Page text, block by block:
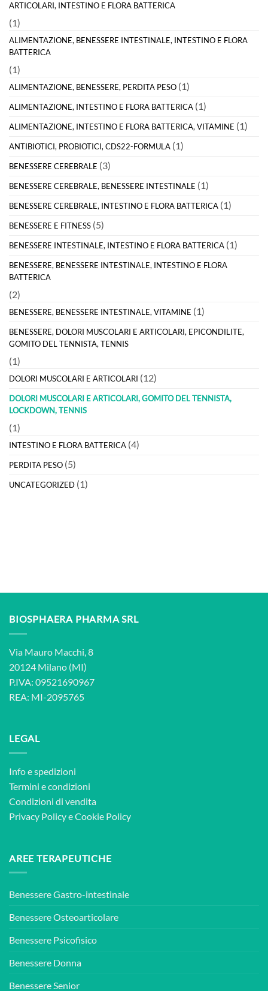
ARTICOLARI, INTESTINO E FLORA BATTERICA
(1)
ALIMENTAZIONE, BENESSERE INTESTINALE, INTESTINO E FLORA
BATTERICA
(1)
ALIMENTAZIONE, BENESSERE, PERDITA PESO (1)
ALIMENTAZIONE, INTESTINO E FLORA BATTERICA (1)
ALIMENTAZIONE, INTESTINO E FLORA BATTERICA, VITAMINE (1)
ANTIBIOTICI, PROBIOTICI, CDS22-FORMULA (1)
BENESSERE CEREBRALE (3)
BENESSERE CEREBRALE, BENESSERE INTESTINALE (1)
BENESSERE CEREBRALE, INTESTINO E FLORA BATTERICA (1)
BENESSERE E FITNESS (5)
BENESSERE INTESTINALE, INTESTINO E FLORA BATTERICA (1)
BENESSERE, BENESSERE INTESTINALE, INTESTINO E FLORA
BATTERICA
(2)
BENESSERE, BENESSERE INTESTINALE, VITAMINE (1)
BENESSERE, DOLORI MUSCOLARI E ARTICOLARI, EPICONDILITE,
GOMITO DEL TENNISTA, TENNIS
(1)
DOLORI MUSCOLARI E ARTICOLARI (12)
DOLORI MUSCOLARI E ARTICOLARI, GOMITO DEL TENNISTA,
LOCKDOWN, TENNIS
(1)
INTESTINO E FLORA BATTERICA (4)
PERDITA PESO (5)
UNCATEGORIZED (1)
BIOSPHAERA PHARMA SRL
Via Mauro Macchi, 8
20124 Milano (MI)
P.IVA: 09521690967
REA: MI-2095765
LEGAL
Info e spedizioni
Termini e condizioni
Condizioni di vendita
Privacy PolicyeCookie Policy
AREE TERAPEUTICHE
Benessere Gastro-intestinale
Benessere Osteoarticolare
Benessere Psicofisico
Benessere Donna
Benessere Senior